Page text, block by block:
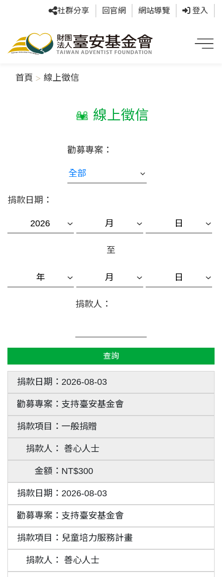
社群分享 回官網 網站導覽 登入
首頁 線上徵信
線上徵信
勸募專案：
捐款日期：
至
捐款人：
查詢
2026-08-03
支持臺安基金會
一般捐贈
善心人士
NT$300
2026-08-03
支持臺安基金會
兒童培力服務計畫
善心人士